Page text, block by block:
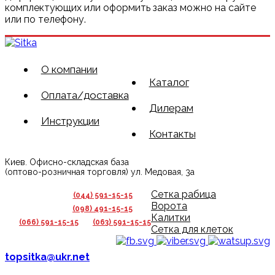
комплектующих или оформить заказ можно на сайте
или по телефону.
О компании
Каталог
Оплата/доставка
Дилерам
Инструкции
Контакты
Киев. Офисно-складская база
(оптово-розничная торговля) ул. Медовая, 3а
(044) 591-15-15
(098) 491-15-15
(066) 591-15-15
(063) 591-15-15
Сетка рабица
Ворота
Калитки
Сетка для клеток
topsitka@ukr.net